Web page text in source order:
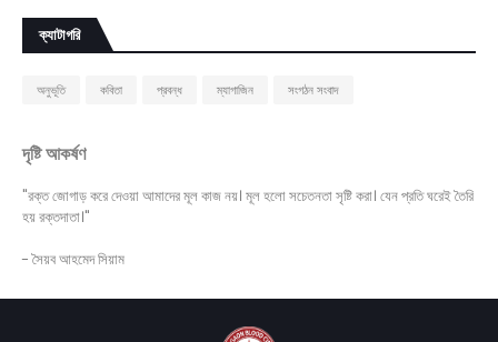
ক্যাটাগরি
অনুভূতি কবিতা প্রবন্ধ ম্যাগাজিন সংগঠন সংবাদ
দৃষ্টি আকর্ষণ
"রক্ত জোগাড় করে দেওয়া আমাদের মূল কাজ নয়। মূল হলো সচেতনতা সৃষ্টি করা। যেন প্রতি ঘরেই তৈরি
হয় রক্তদাতা।"
- সৈয়ব আহমেদ সিয়াম